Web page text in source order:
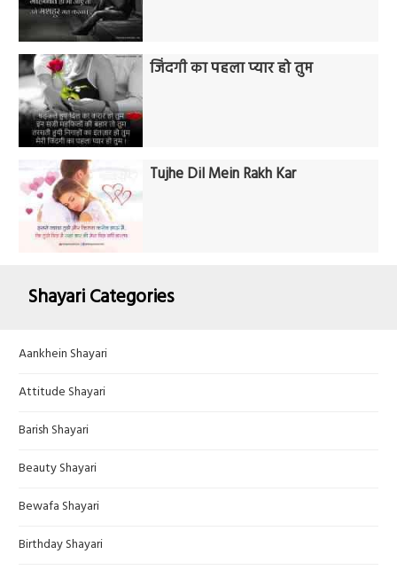
जिंदगी का पहला प्यार हो तुम
Tujhe Dil Mein Rakh Kar
Shayari Categories
Aankhein Shayari
Attitude Shayari
Barish Shayari
Beauty Shayari
Bewafa Shayari
Birthday Shayari